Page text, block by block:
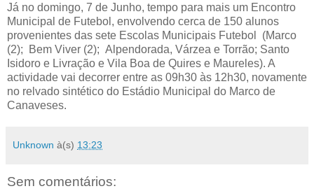
Já no domingo, 7 de Junho, tempo para mais um Encontro
Municipal de Futebol, envolvendo cerca de 150 alunos
provenientes das sete Escolas Municipais Futebol (Marco
(2); Bem Viver (2); Alpendorada, Várzea e Torrão; Santo
Isidoro e Livração e Vila Boa de Quires e Maureles). A
actividade vai decorrer entre as 09h30 às 12h30, novamente
no relvado sintético do Estádio Municipal do Marco de
Canaveses.
Unknown à(s) 13:23
Sem comentários: